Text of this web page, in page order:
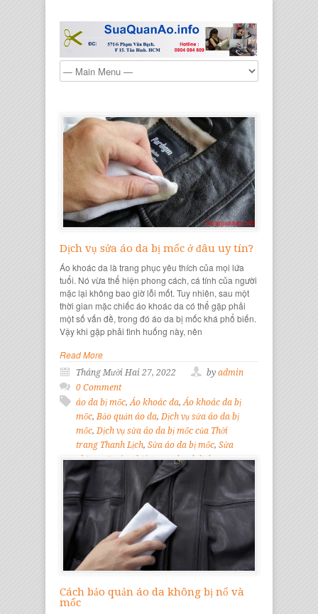
Dịch vụ sửa áo da bị mốc ở đâu uy tín?
Áo khoác da là trang phục yêu thích của mọi lứa
tuổi. Nó vừa thể hiện phong cách, cá tính của người
mặc lại không bao giờ lỗi mốt. Tuy nhiên, sau một
thời gian mặc chiếc áo khoác da có thể gặp phải
một số vấn đề, trong đó áo da bị mốc khá phổ biến.
Vậy khi gặp phải tình huống này, nên
Read More
Tháng Mười Hai 27, 2022 by admin
0 Comment
áo da bị mốc,Áo khoác da,Áo khoác da bị
mốc,Bảo quản áo da,Dịch vụ sửa áo da bị
mốc,Dịch vụ sửa áo da bị mốc của Thời
trang Thanh Lịch, Sửa áo da bị mốc, Sửa
chữa quần áo,thời trang thanh lịch
Cách bảo quản áo da không bị nổ và
mốc